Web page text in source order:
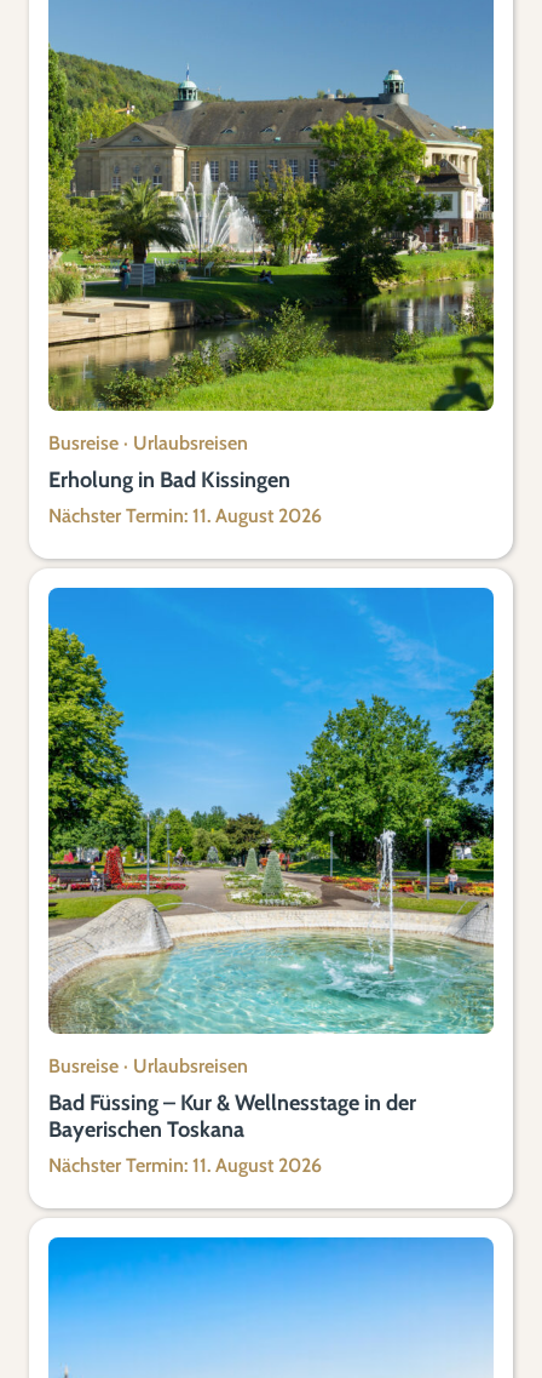
Busreise · Urlaubsreisen
Erholung in Bad Kissingen
Nächster Termin: 11. August 2026
Busreise · Urlaubsreisen
Bad Füssing – Kur & Wellnesstage in der
Bayerischen Toskana
Nächster Termin: 11. August 2026